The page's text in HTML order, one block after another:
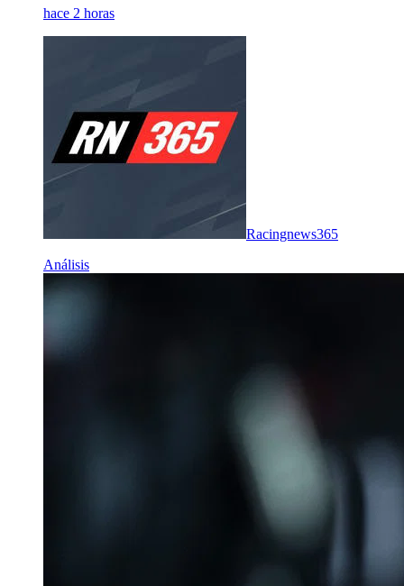
hace 2 horas
Racingnews365
Análisis